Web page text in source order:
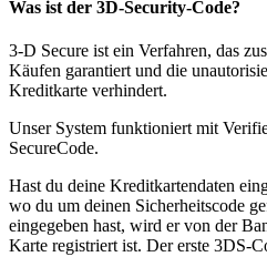
Was ist dеr 3D-Security-Code?
3-D Secure ist ein Verfahren, das
Käufen garantiert und die
Kreditkarte verhindert.
Unser System funktioniert mit
SecureCode.
Hast du deine Kreditkartendaten
wo du um deinen Sicherheitscode
eingegeben hast, wird er von der
Karte registriert ist. Der erste 3DS-